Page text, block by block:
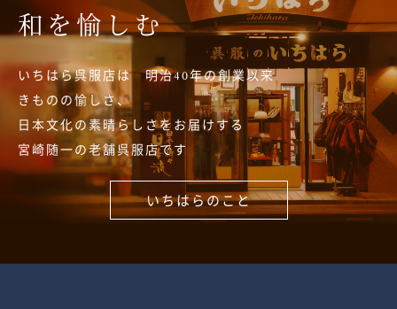
和を愉しむ
いちはら呉服店は 明治40年の創業以来
きものの愉しさ、
日本文化の素晴らしさをお届けする
宮崎随一の老舗呉服店です
いちはらのこと